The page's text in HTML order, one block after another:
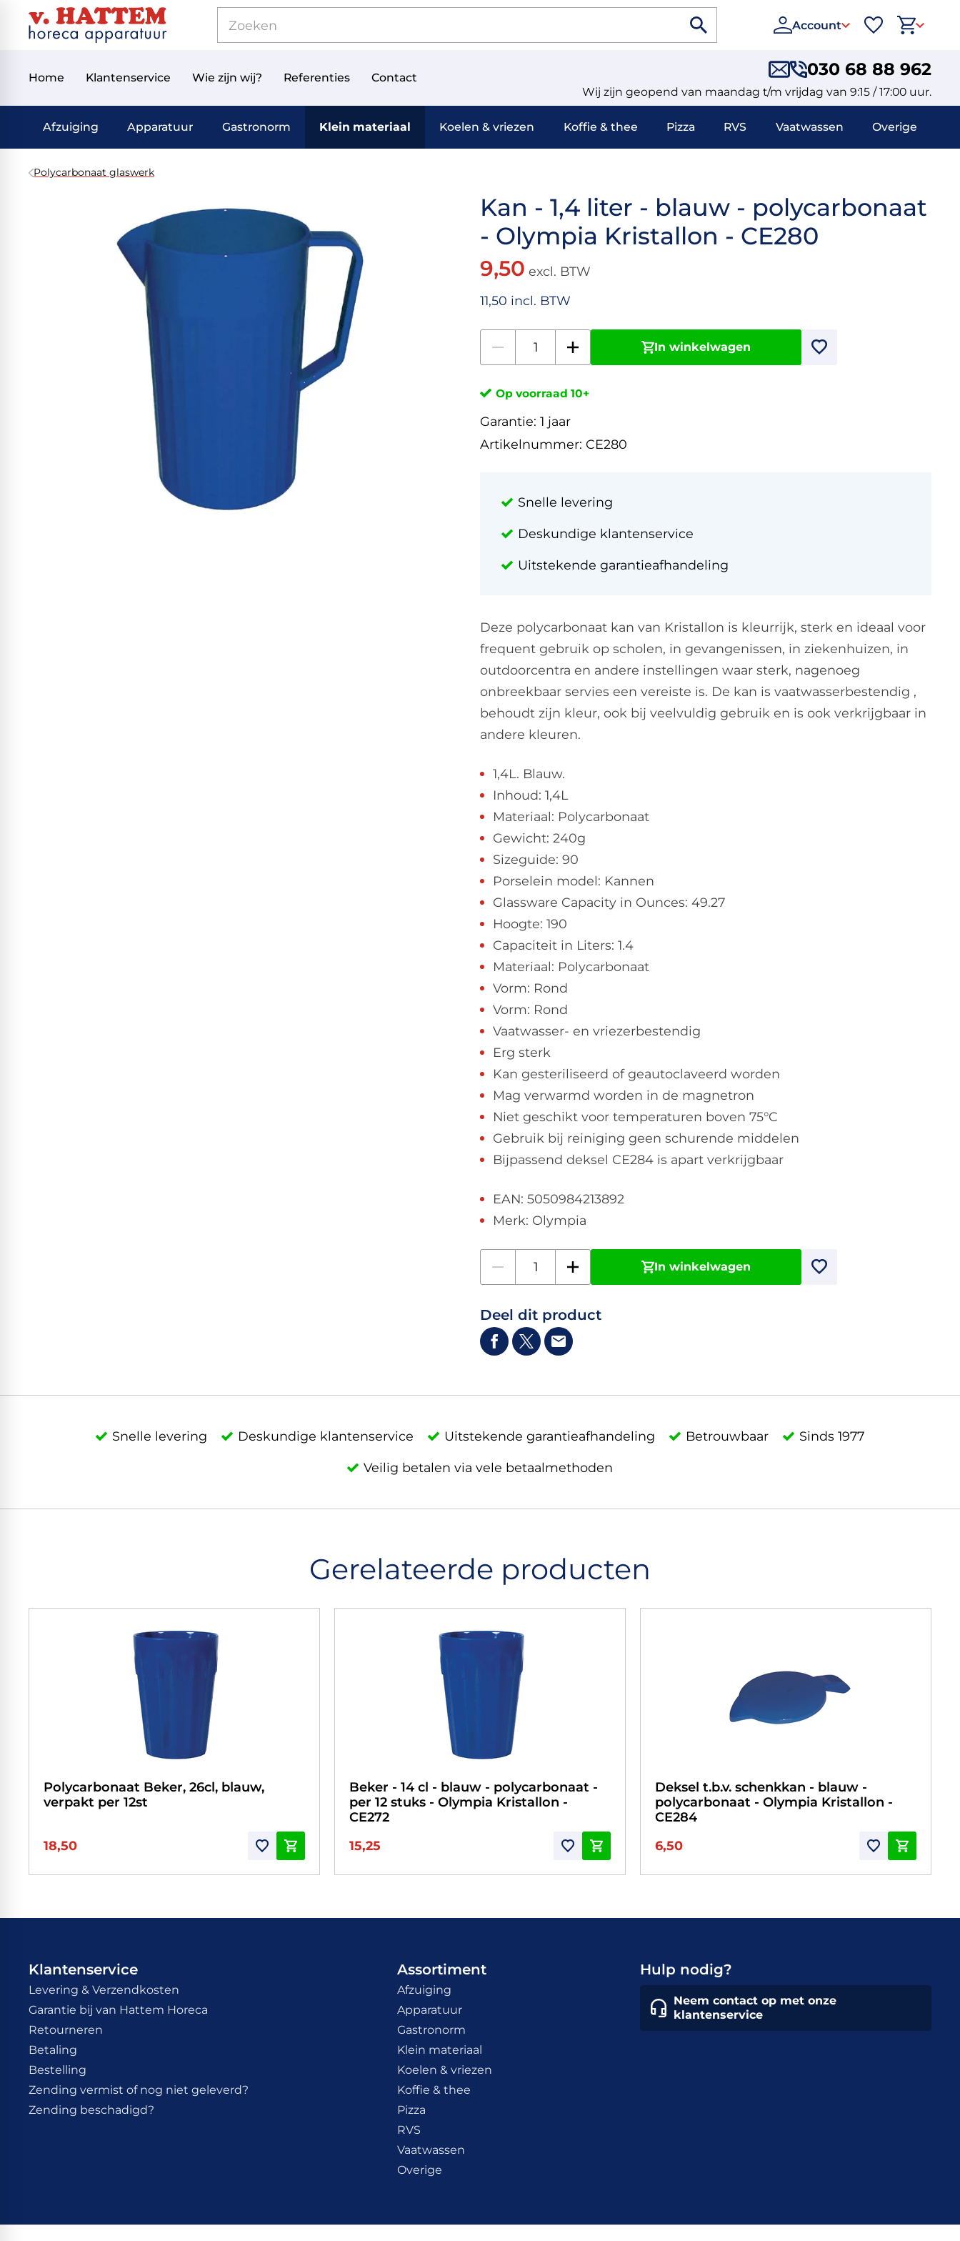
Account
Home Klantenservice Wie zijn wij? Referenties Contact 030 68 88 962
Wij zijn geopend van maandag t/m vrijdag van 9:15 / 17:00 uur.
Afzuiging Apparatuur Gastronorm Klein materiaal Koelen & vriezen Koffie & thee Pizza RVS Vaatwassen Overige
Polycarbonaat glaswerk
Kan - 1,4 liter - blauw - polycarbonaat
- Olympia Kristallon - CE280
9,50 excl. BTW
11,50 incl. BTW
In winkelwagen
Op voorraad 10+
Garantie: 1 jaar
Artikelnummer: CE280
Snelle levering
Deskundige klantenservice
Uitstekende garantieafhandeling
Deze polycarbonaat kan van Kristallon is kleurrijk, sterk en ideaal voor
frequent gebruik op scholen, in gevangenissen, in ziekenhuizen, in
outdoorcentra en andere instellingen waar sterk, nagenoeg
onbreekbaar servies een vereiste is. De kan is vaatwasserbestendig ,
behoudt zijn kleur, ook bij veelvuldig gebruik en is ook verkrijgbaar in
andere kleuren.
1,4L. Blauw.
Inhoud: 1,4L
Materiaal: Polycarbonaat
Gewicht: 240g
Sizeguide: 90
Porselein model: Kannen
Glassware Capacity in Ounces: 49.27
Hoogte: 190
Capaciteit in Liters: 1.4
Materiaal: Polycarbonaat
Vorm: Rond
Vorm: Rond
Vaatwasser- en vriezerbestendig
Erg sterk
Kan gesteriliseerd of geautoclaveerd worden
Mag verwarmd worden in de magnetron
Niet geschikt voor temperaturen boven 75°C
Gebruik bij reiniging geen schurende middelen
Bijpassend deksel CE284 is apart verkrijgbaar
EAN: 5050984213892
Merk: Olympia
In winkelwagen
Deel dit product
Snelle levering Deskundige klantenservice Uitstekende garantieafhandeling Betrouwbaar Sinds 1977
Veilig betalen via vele betaalmethoden
Gerelateerde producten
Polycarbonaat Beker, 26cl, blauw,
verpakt per 12st
18,50
Beker - 14 cl - blauw - polycarbonaat -
per 12 stuks - Olympia Kristallon -
CE272
15,25
Deksel t.b.v. schenkkan - blauw -
polycarbonaat - Olympia Kristallon -
CE284
6,50
Klantenservice
Levering & Verzendkosten
Garantie bij van Hattem Horeca
Retourneren
Betaling
Bestelling
Zending vermist of nog niet geleverd?
Zending beschadigd?
Assortiment
Afzuiging
Apparatuur
Gastronorm
Klein materiaal
Koelen & vriezen
Koffie & thee
Pizza
RVS
Vaatwassen
Overige
Hulp nodig?
Neem contact op met onze
klantenservice